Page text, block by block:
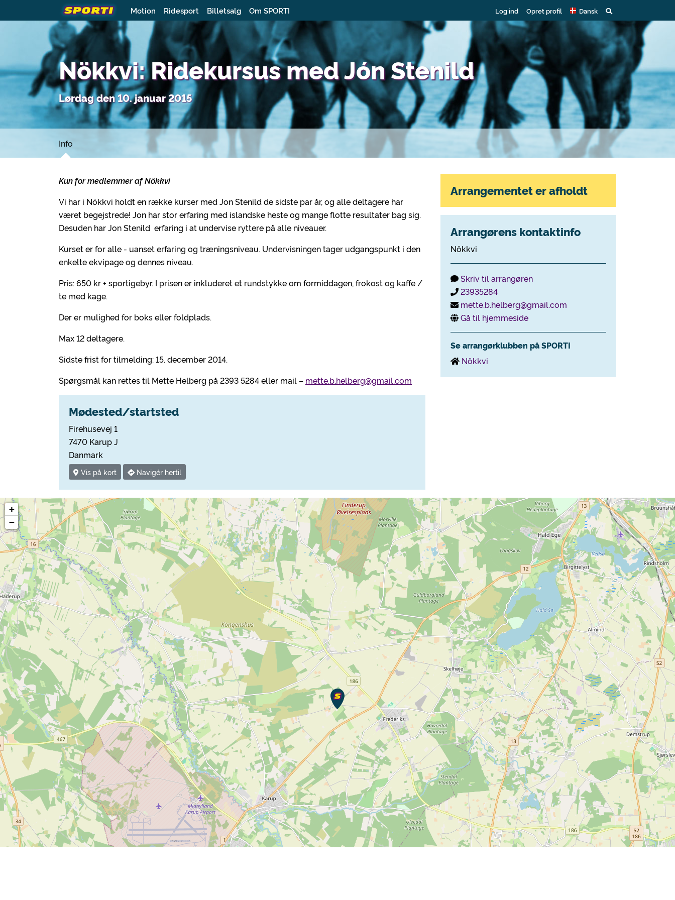
Motion Ridesport Billetsalg Om SPORTI Log ind Opret profil Dansk
Nökkvi: Ridekursus med Jón Stenild
Lørdag den 10. januar 2015
Info
Kun for medlemmer af Nökkvi
Vi har i Nökkvi holdt en række kurser med Jon Stenild de sidste par år, og alle deltagere har
været begejstrede! Jon har stor erfaring med islandske heste og mange flotte resultater bag sig.
Desuden har Jon Stenild erfaring i at undervise ryttere på alle niveauer.
Kurset er for alle - uanset erfaring og træningsniveau. Undervisningen tager udgangspunkt i den
enkelte ekvipage og dennes niveau.
Pris: 650 kr + sportigebyr. I prisen er inkluderet et rundstykke om formiddagen, frokost og kaffe /
te med kage.
Der er mulighed for boks eller foldplads.
Max 12 deltagere.
Sidste frist for tilmelding: 15. december 2014.
Spørgsmål kan rettes til Mette Helberg på 2393 5284 eller mail – mette.b.helberg@gmail.com
Mødested/startsted
Firehusevej 1
7470 Karup J
Danmark
Vis på kort Navigér hertil
Arrangementet er afholdt
Arrangørens kontaktinfo
Nökkvi
Skriv til arrangøren
23935284
mette.b.helberg@gmail.com
Gå til hjemmeside
Se arrangørklubben på SPORTI
Nökkvi
+
−